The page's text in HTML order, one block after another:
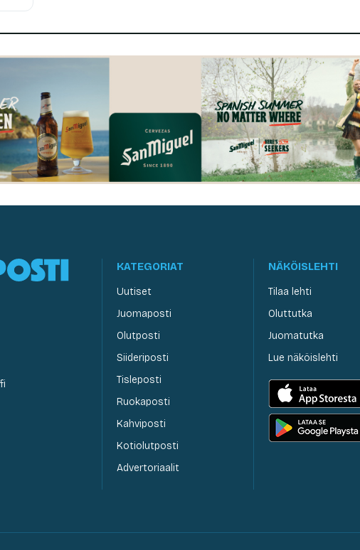
KATEGORIAT
Uutiset
Juomaposti
Olutposti
Siideriposti
Tisleposti
Ruokaposti
Kahviposti
Kotiolutposti
Advertoriaalit
NÄKÖISLEHTI
Tilaa lehti
Oluttutka
Juomatutka
Lue näköislehti